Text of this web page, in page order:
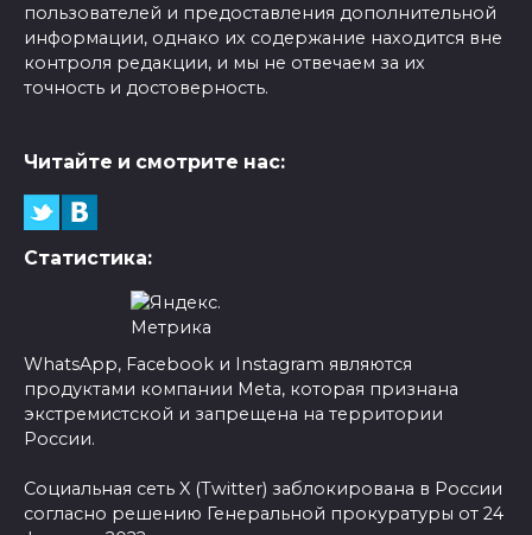
пользователей и предоставления дополнительной
информации, однако их содержание находится вне
контроля редакции, и мы не отвечаем за их
точность и достоверность.
Читайте и смотрите нас:
Статистика:
WhatsApp, Facebook и Instagram являются
продуктами компании Meta, которая признана
экстремистской и запрещена на территории
России.
Социальная сеть X (Twitter) заблокирована в России
согласно решению Генеральной прокуратуры от 24